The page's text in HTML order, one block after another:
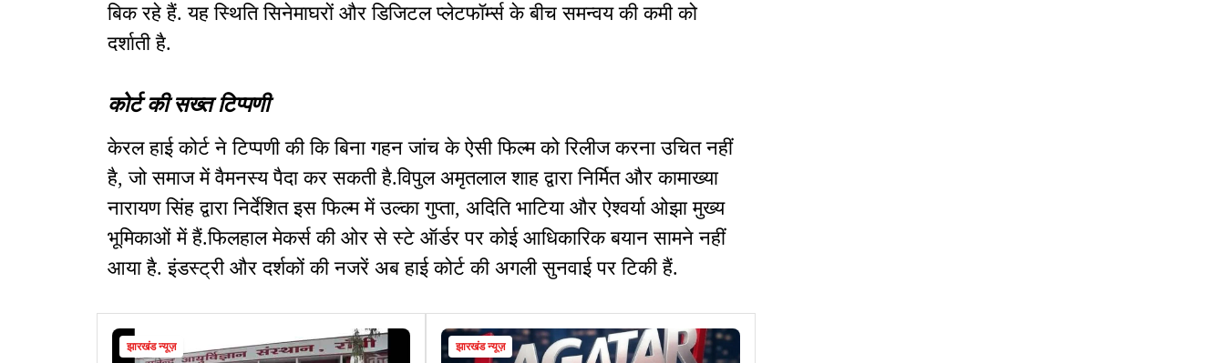
बिक रहे हैं. यह स्थिति सिनेमाघरों और डिजिटल प्लेटफॉर्म्स के बीच समन्वय की कमी को
दर्शाती है.
कोर्ट की सख्त टिप्पणी
केरल हाई कोर्ट ने टिप्पणी की कि बिना गहन जांच के ऐसी फिल्म को रिलीज करना उचित नहीं
है, जो समाज में वैमनस्य पैदा कर सकती है.विपुल अमृतलाल शाह द्वारा निर्मित और कामाख्या
नारायण सिंह द्वारा निर्देशित इस फिल्म में उल्का गुप्ता, अदिति भाटिया और ऐश्वर्या ओझा मुख्य
भूमिकाओं में हैं.फिलहाल मेकर्स की ओर से स्टे ऑर्डर पर कोई आधिकारिक बयान सामने नहीं
आया है. इंडस्ट्री और दर्शकों की नजरें अब हाई कोर्ट की अगली सुनवाई पर टिकी हैं.
झारखंड न्यूज़ झारखंड न्यूज़